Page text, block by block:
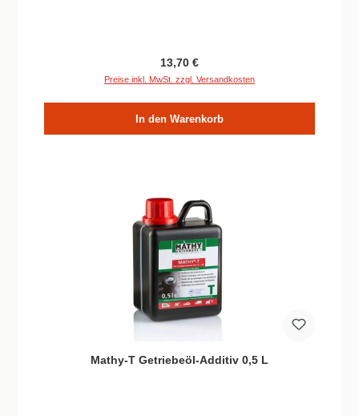
Regulärer Preis:
13,70 €
Preise inkl. MwSt. zzgl. Versandkosten
In den Warenkorb
Mathy-T Getriebeöl-Additiv 0,5 L